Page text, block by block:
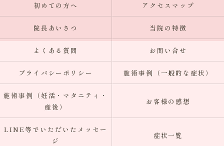
初めての方へ アクセスマップ
院長あいさつ 当院の特徴
よくある質問 お問い合せ
プライバシーポリシー 施術事例（一般的な症状）
施術事例（妊活・マタニティ・
産後）
お客様の感想
LINE等でいただいたメッセー
ジ
症状一覧